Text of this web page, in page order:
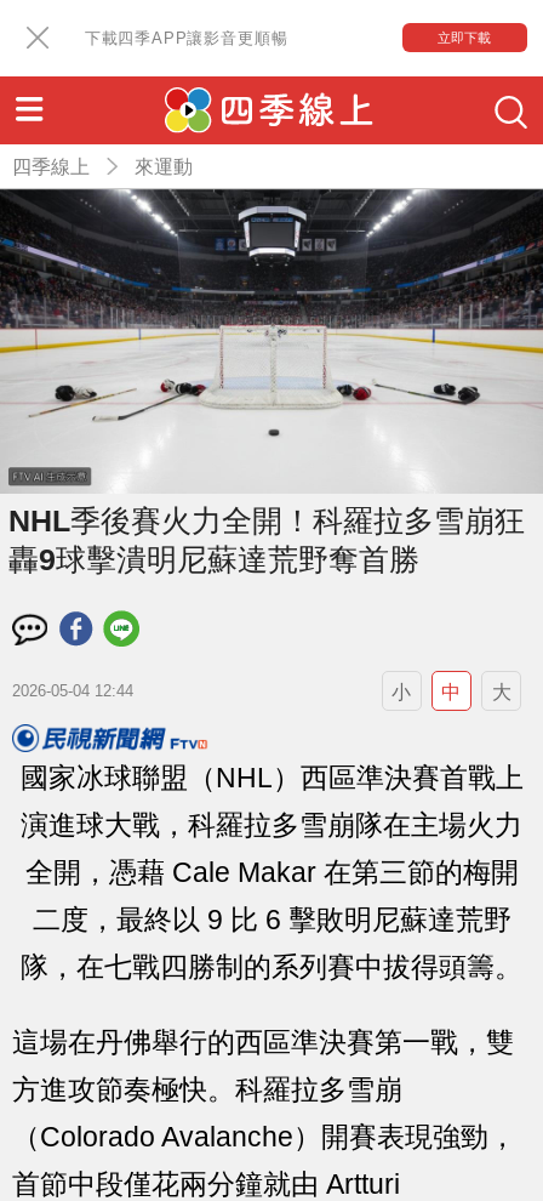
下載四季APP讓影音更順暢 立即下載
四季線上 來運動
NHL季後賽火力全開！科羅拉多雪崩狂
轟9球擊潰明尼蘇達荒野奪首勝
2026-05-04 12:44 小 中 大
國家冰球聯盟（NHL）西區準決賽首戰上
演進球大戰，科羅拉多雪崩隊在主場火力
全開，憑藉 Cale Makar 在第三節的梅開
二度，最終以 9 比 6 擊敗明尼蘇達荒野
隊，在七戰四勝制的系列賽中拔得頭籌。
這場在丹佛舉行的西區準決賽第一戰，雙
方進攻節奏極快。科羅拉多雪崩
（Colorado Avalanche）開賽表現強勁，
首節中段僅花兩分鐘就由 Artturi